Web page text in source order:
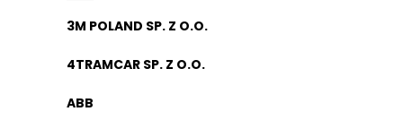
3M POLAND SP. Z O.O.
4TRAMCAR SP. Z O.O.
ABB